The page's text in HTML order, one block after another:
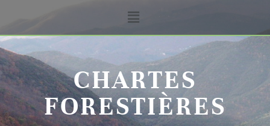
CHARTES
FORESTIÈRES